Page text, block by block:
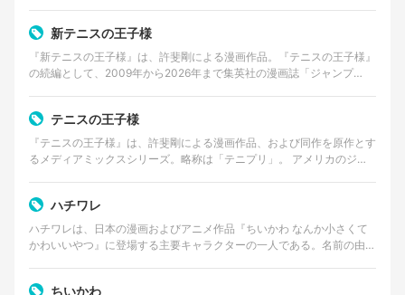
新テニスの王子様
『新テニスの王子様』は、許斐剛による漫画作品。『テニスの王子様』
の続編として、2009年から2026年まで集英社の漫画誌「ジャンプ
テニスの王子様
『テニスの王子様』は、許斐剛による漫画作品、および同作を原作とす
るメディアミックスシリーズ。略称は「テニプリ」。 アメリカのジュ
ハチワレ
ハチワレは、日本の漫画およびアニメ作品『ちいかわ なんか小さくて
かわいいやつ』に登場する主要キャラクターの一人である。名前の由来
ちいかわ